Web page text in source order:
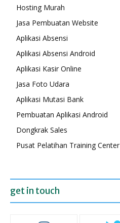
Hosting Murah
Jasa Pembuatan Website
Aplikasi Absensi
Aplikasi Absensi Android
Aplikasi Kasir Online
Jasa Foto Udara
Aplikasi Mutasi Bank
Pembuatan Aplikasi Android
Dongkrak Sales
Pusat Pelatihan Training Center
get in touch